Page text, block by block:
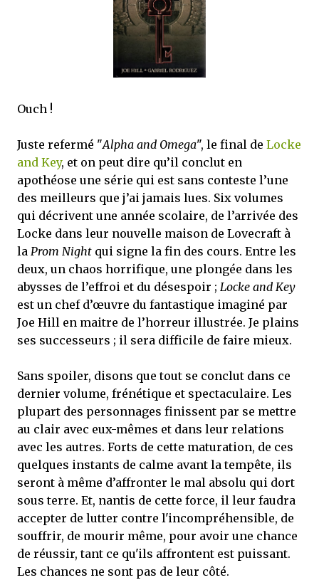
mettre sous tous les yeux. C'est cela...
Ouch !
Juste refermé "Alpha and Omega", le final de Locke
and Key, et on peut dire qu’il conclut en
apothéose une série qui est sans conteste l’une
des meilleurs que j’ai jamais lues. Six volumes
qui décrivent une année scolaire, de l’arrivée des
Locke dans leur nouvelle maison de Lovecraft à
la Prom Night qui signe la fin des cours. Entre les
deux, un chaos horrifique, une plongée dans les
abysses de l’effroi et du désespoir ; Locke and Key
est un chef d’œuvre du fantastique imaginé par
Joe Hill en maitre de l’horreur illustrée. Je plains
ses successeurs ; il sera difficile de faire mieux.
Sans spoiler, disons que tout se conclut dans ce
dernier volume, frénétique et spectaculaire. Les
plupart des personnages finissent par se mettre
au clair avec eux-mêmes et dans leur relations
avec les autres. Forts de cette maturation, de ces
quelques instants de calme avant la tempête, ils
seront à même d’affronter le mal absolu qui dort
sous terre. Et, nantis de cette force, il leur faudra
accepter de lutter contre l'incompréhensible, de
souffrir, de mourir même, pour avoir une chance
de réussir, tant ce qu'ils affrontent est puissant.
Les chances ne sont pas de leur côté.